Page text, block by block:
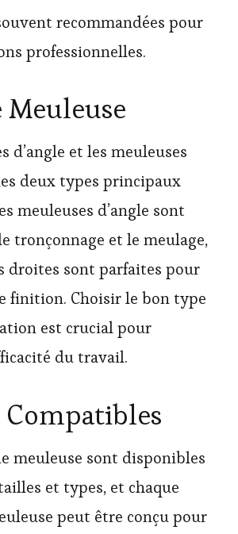
recommandées pour
professionnelles.
Meuleuse
d’angle et les meuleuses
deux types principaux
meuleuses d’angle sont
tronçonnage et le meulage,
droites sont parfaites pour
finition. Choisir le bon type
est crucial pour
du travail.
Compatibles
meuleuse sont disponibles
et types, et chaque
peut être conçu pour